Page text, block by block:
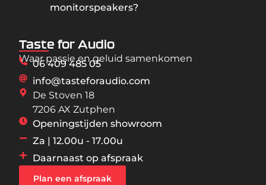
monitorspeakers?
Taste for Audio
Waar passie en geluid samenkomen
06 409 485 05
info@tasteforaudio.com
De Stoven 18
7206 AX Zutphen
Openingstijden showroom
Za | 12.00u - 17.00u
Daarnaast op afspraak
Plan een afspraak